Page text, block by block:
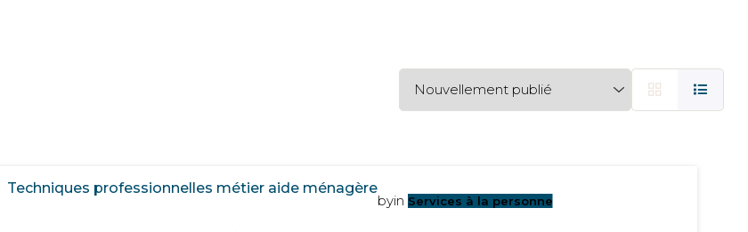
Techniques professionnelles métier aide ménagère
byin Services à la personne